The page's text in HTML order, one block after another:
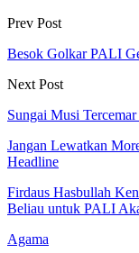
Prev Post
Besok Golkar PALI
Next Post
Sungai Musi
Jangan Lewatkan
Headline
Firdaus Hasbullah
Beliau untuk PALI
Agama